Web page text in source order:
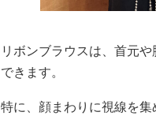
リボンブラウスは、首元や
できます。
特に、顔まわりに視線を集